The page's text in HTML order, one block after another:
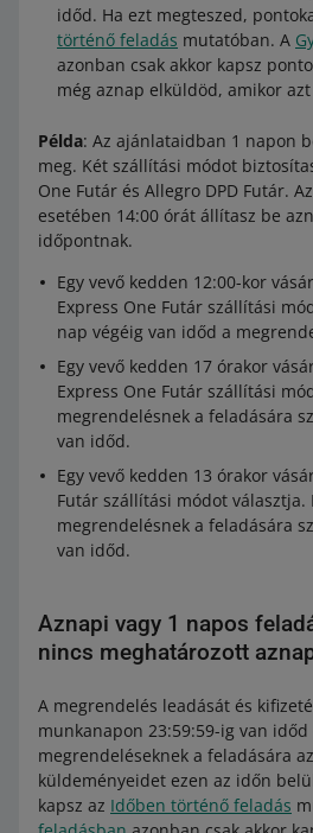
időd. Ha ezt megteszed,
történő feladás mutatóban. A
azonban csak akkor kapsz
még aznap elküldöd, amikor
Példa: Az ajánlataidban 1 napon
meg. Két szállítási módot
One Futár és Allegro DPD Futár.
esetében 14:00 órát állítasz be
időpontnak.
Egy vevő kedden 12:00-kor
Express One Futár szállítási
nap végéig van időd a
Egy vevő kedden 17 órakor
Express One Futár szállítási
megrendelésnek a feladására
van időd.
Egy vevő kedden 13 órakor
Futár szállítási módot választja.
megrendelésnek a feladására
van időd.
Aznapi vagy 1 napos
nincs meghatározott
A megrendelés leadását és
munkanapon 23:59:59-ig van időd
megrendeléseknek a feladására
küldeményeidet ezen az időn
kapsz az Időben történő feladás